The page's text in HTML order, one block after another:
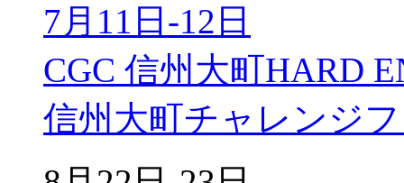
7月11日-12日
CGC 信州大町HARD
信州大町チャレンジ